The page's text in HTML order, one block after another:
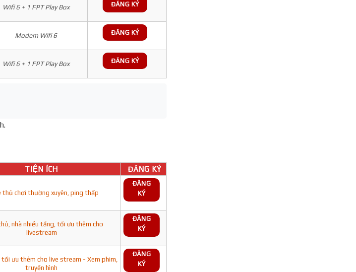
Wifi 6 + 1 FPT Play Box ĐĂNG KÝ
Modem Wifi 6 ĐĂNG KÝ
Wifi 6 + 1 FPT Play Box ĐĂNG KÝ
TIỆN ÍCH ĐĂNG KÝ
thủ chơi thường xuyên, ping thấp
ĐĂNG
KÝ
nhà nhiều tầng, tối ưu thêm cho
livestream
ĐĂNG
KÝ
ưu thêm cho live stream - Xem phim,
truyền hình
ĐĂNG
KÝ